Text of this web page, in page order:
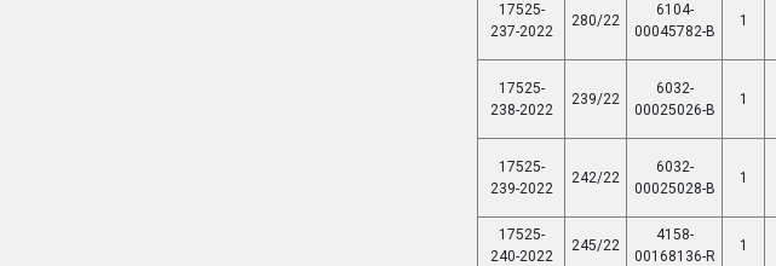
17525-
237-2022
280/22
6104-
00045782-B
1
17525-
238-2022
239/22
6032-
00025026-B
1
17525-
239-2022
242/22
6032-
00025028-B
1
17525-
240-2022
245/22
4158-
00168136-R
1